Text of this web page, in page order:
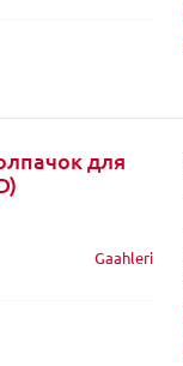
для
Gaahleri